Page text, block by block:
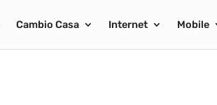
Cambio Casa Internet Mobile